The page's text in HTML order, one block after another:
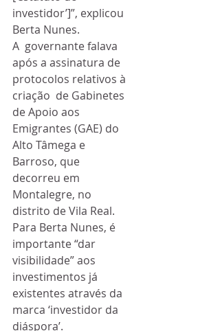
investidor’]”, explicou
Berta Nunes.
A  governante falava
após a assinatura de
protocolos relativos à
criação  de Gabinetes
de Apoio aos
Emigrantes (GAE) do
Alto Tâmega e
Barroso, que
decorreu em
Montalegre, no
distrito de Vila Real.
Para Berta Nunes, é
importante “dar
visibilidade” aos
investimentos já
existentes através da
marca ‘investidor da
diáspora’.